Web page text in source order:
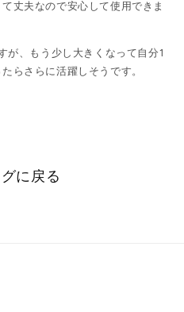
丈夫なので安心して使用できま
が、もう少し大きくなって自分1
らさらに活躍しそうです。
に戻る